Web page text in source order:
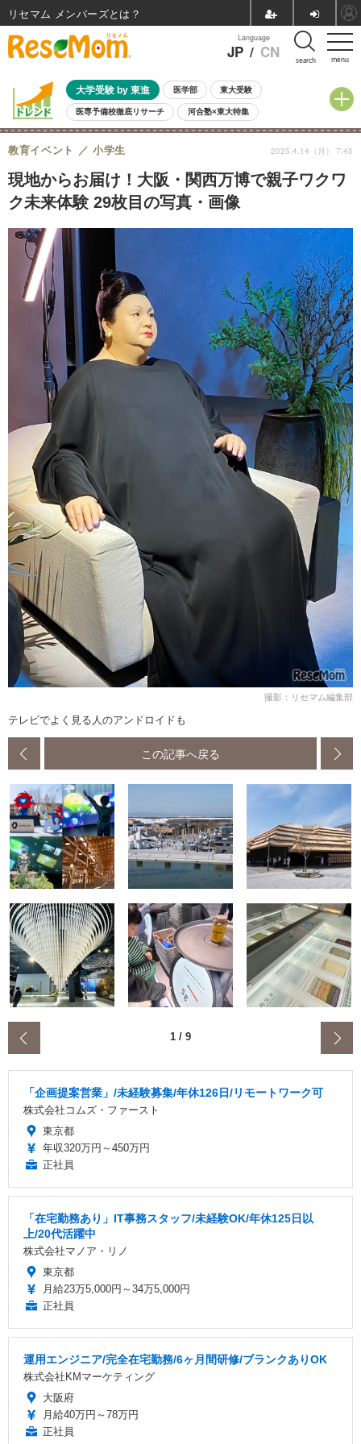
menu
Language
JP / CN search
大学受験 by 東進 医学部 東大受験
医専予備校徹底リサーチ 河合塾×東大特集
親子で考える大学選び 高校受験 中学受験 小学校受験
共通テスト 夏休み
8月開催イベント・WS 全国公立高校 過去問 人気記事
自由研究教材（小学生向け） 自由研究教材（中学生向け）
現地からお届け！大阪・関西万博で親子ワクワ
ク未来体験 29枚目の写真・画像
教育イベント 小学生 2025.4.14（月） 7:45
撮影：リセマム編集部
テレビでよく見る人のアンドロイドも
この記事へ戻る
1 / 9
「企画提案営業」/未経験募集/年休126日/リモートワーク可
株式会社コムズ・ファースト
東京都
年収320万円～450万円
正社員
「在宅勤務あり」IT事務スタッフ/未経験OK/年休125日以
上/20代活躍中
株式会社マノア・リノ
東京都
月給23万5,000円～34万5,000円
正社員
運用エンジニア/完全在宅勤務/6ヶ月間研修/ブランクありOK
株式会社KMマーケティング
大阪府
月給40万円～78万円
正社員
リセマム メンバーズ